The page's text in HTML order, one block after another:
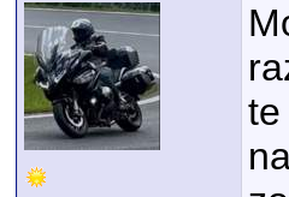
te